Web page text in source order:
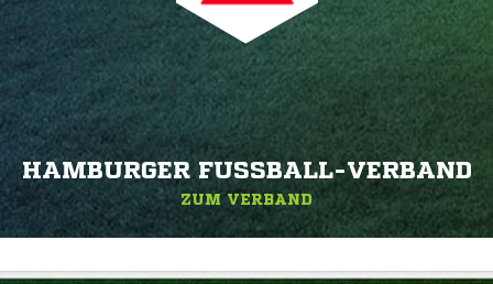
HAMBURGER FUSSBALL-VERBAND
ZUM VERBAND